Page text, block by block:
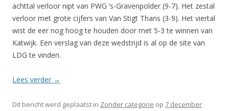
achttal verloor nipt van PWG ’s-Gravenpolder (9-7). Het zestal
verloor met grote cijfers van Van Stigt Thans (3-9). Het viertal
wist de eer nog hoog te houden door met 5-3 te winnen van
Katwijk. Een verslag van deze wedstrijd is al op de site van
LDG te vinden.
Lees verder →
Dit bericht werd geplaatst in Zonder categorie op 7 december